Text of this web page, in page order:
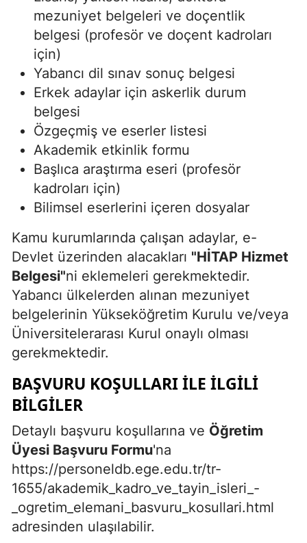
mezuniyet belgeleri ve doçentlik
belgesi (profesör ve doçent kadroları
için)
Yabancı dil sınav sonuç belgesi
Erkek adaylar için askerlik durum
belgesi
Özgeçmiş ve eserler listesi
Akademik etkinlik formu
Başlıca araştırma eseri (profesör
kadroları için)
Bilimsel eserlerini içeren dosyalar
Kamu kurumlarında çalışan adaylar, e-
Devlet üzerinden alacakları "HİTAP Hizmet
Belgesi"ni eklemeleri gerekmektedir.
Yabancı ülkelerden alınan mezuniyet
belgelerinin Yükseköğretim Kurulu ve/veya
Üniversitelerarası Kurul onaylı olması
gerekmektedir.
BAŞVURU KOŞULLARI ILE İLGILI
BILGILER
Detaylı başvuru koşullarına ve Öğretim
Üyesi Başvuru Formu'na
https://personeldb.ege.edu.tr/tr-
1655/akademik_kadro_ve_tayin_isleri_-
_ogretim_elemani_basvuru_kosullari.html
adresinden ulaşılabilir.